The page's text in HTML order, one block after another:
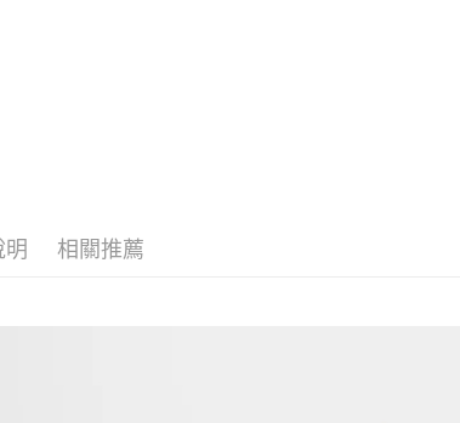
明 相關推薦